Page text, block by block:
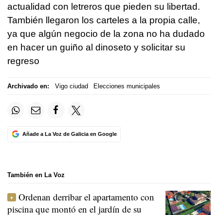
actualidad con letreros que pieden su libertad.
También llegaron los carteles a la propia calle,
ya que algún negocio de la zona no ha dudado
en hacer un guiño al dinoseto y solicitar su
regreso
Archivado en: Vigo ciudad Elecciones municipales
Añade a La Voz de Galicia en Google
También en La Voz
Ordenan derribar el apartamento con
piscina que montó en el jardín de su